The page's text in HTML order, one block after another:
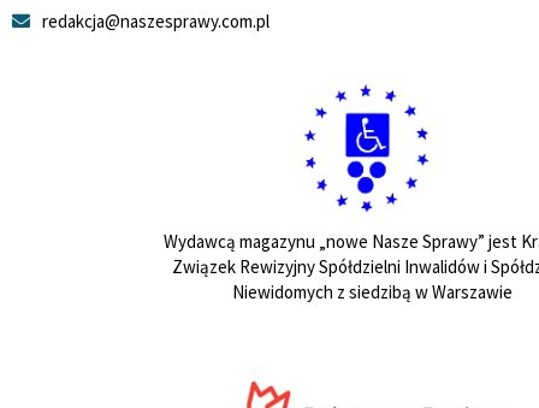
redakcja@naszesprawy.com.pl
Wydawcą magazynu „nowe Nasze Sprawy” jest
Związek Rewizyjny Spółdzielni Inwalidów i
Niewidomych z siedzibą w Warszawie